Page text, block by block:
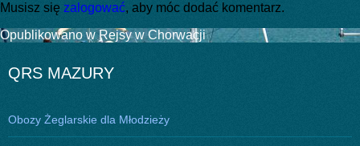
Musisz się zalogować, aby móc dodać komentarz.
Nawigacja
Opublikowano wRejsy w Chorwacji
QRS MAZURY
Obozy Żeglarskie dla Młodzieży